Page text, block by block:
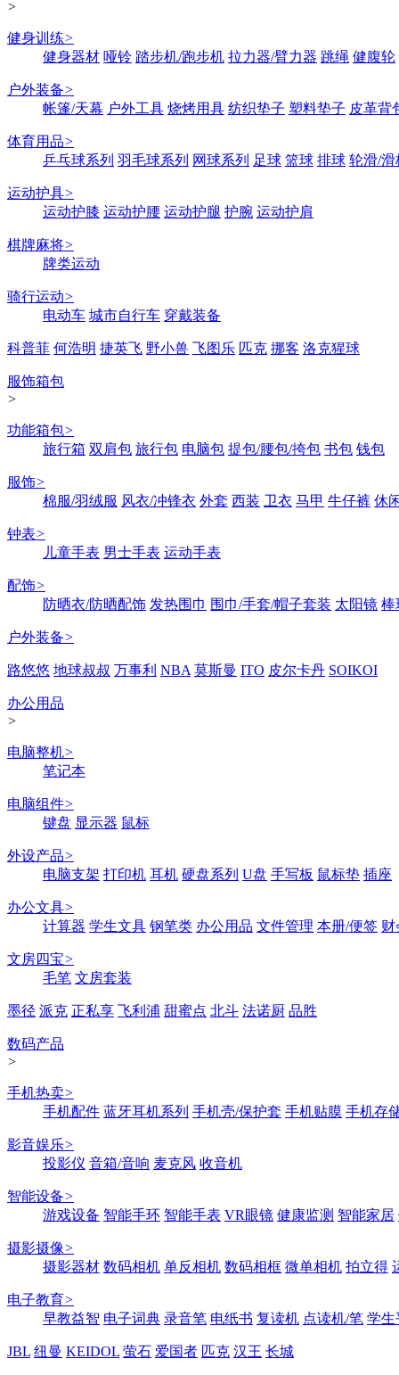
>
健身训练>
健身器材 哑铃 踏步机/跑步机 拉力器/臂力器 跳绳 健腹轮
户外装备>
帐篷/天幕 户外工具 烧烤用具 纺织垫子 塑料垫子 皮革背
体育用品>
乒乓球系列 羽毛球系列 网球系列 足球 篮球 排球 轮滑/滑
运动护具>
运动护膝 运动护腰 运动护腿 护腕 运动护肩
棋牌麻将>
牌类运动
骑行运动>
电动车 城市自行车 穿戴装备
科普菲 何浩明 捷英飞 野小兽 飞图乐 匹克 挪客 洛克猩球
服饰箱包
>
功能箱包>
旅行箱 双肩包 旅行包 电脑包 提包/腰包/挎包 书包 钱包
服饰>
棉服/羽绒服 风衣/冲锋衣 外套 西装 卫衣 马甲 牛仔裤 休
钟表>
儿童手表 男士手表 运动手表
配饰>
防晒衣/防晒配饰 发热围巾 围巾/手套/帽子套装 太阳镜 棒
户外装备>
路悠悠 地球叔叔 万事利 NBA 莫斯曼 ITO 皮尔卡丹 SOIKOI
办公用品
>
电脑整机>
笔记本
电脑组件>
键盘 显示器 鼠标
外设产品>
电脑支架 打印机 耳机 硬盘系列 U盘 手写板 鼠标垫 插座
办公文具>
计算器 学生文具 钢笔类 办公用品 文件管理 本册/便签 财
文房四宝>
毛笔 文房套装
墨径 派克 正私享 飞利浦 甜蜜点 北斗 法诺厨 品胜
数码产品
>
手机热卖>
手机配件 蓝牙耳机系列 手机壳/保护套 手机贴膜 手机存
影音娱乐>
投影仪 音箱/音响 麦克风 收音机
智能设备>
游戏设备 智能手环 智能手表 VR眼镜 健康监测 智能家居
摄影摄像>
摄影器材 数码相机 单反相机 数码相框 微单相机 拍立得
电子教育>
早教益智 电子词典 录音笔 电纸书 复读机 点读机/笔 学生
JBL 纽曼 KEIDOL 萤石 爱国者 匹克 汉王 长城